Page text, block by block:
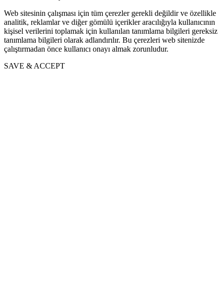
Web sitesinin çalışması için tüm çerezler gerekli değildir ve özellikle
analitik, reklamlar ve diğer gömülü içerikler aracılığıyla kullanıcının
kişisel verilerini toplamak için kullanılan tanımlama bilgileri gereksiz
tanımlama bilgileri olarak adlandırılır. Bu çerezleri web sitenizde
çalıştırmadan önce kullanıcı onayı almak zorunludur.
SAVE & ACCEPT